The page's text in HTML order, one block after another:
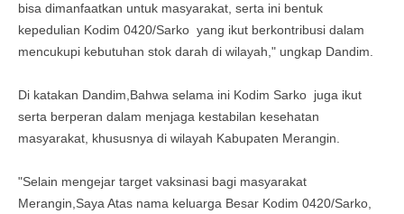
bisa dimanfaatkan untuk masyarakat, serta ini bentuk
kepedulian Kodim 0420/Sarko yang ikut berkontribusi dalam
mencukupi kebutuhan stok darah di wilayah," ungkap Dandim.
Di katakan Dandim,Bahwa selama ini Kodim Sarko juga ikut
serta berperan dalam menjaga kestabilan kesehatan
masyarakat, khususnya di wilayah Kabupaten Merangin.
"Selain mengejar target vaksinasi bagi masyarakat
Merangin,Saya Atas nama keluarga Besar Kodim 0420/Sarko,